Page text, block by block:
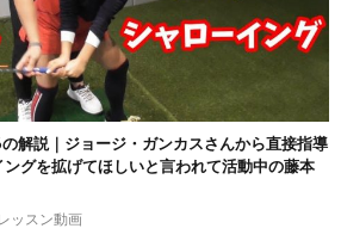
解説｜ジョージ・ガンカスさんから直接指導
グを拡げてほしいと言われて活動中の藤本
ッスン動画